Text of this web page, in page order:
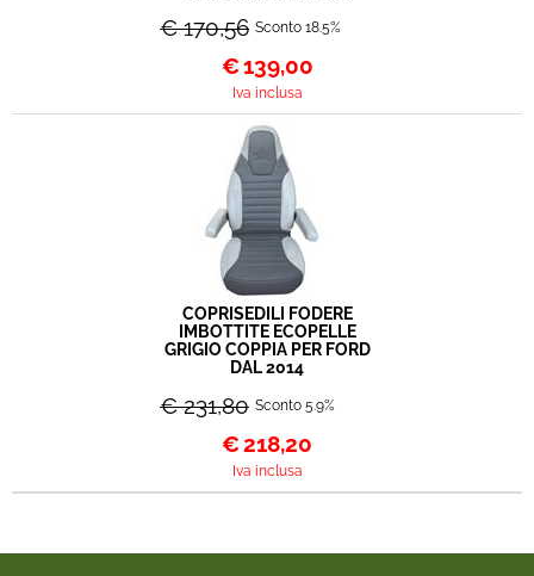
€ 170,56 Sconto 18.5%
€139,00
Iva inclusa
COPRISEDILI FODERE
IMBOTTITE ECOPELLE
GRIGIO COPPIA PER FORD
DAL 2014
€ 231,80 Sconto 5.9%
€218,20
Iva inclusa